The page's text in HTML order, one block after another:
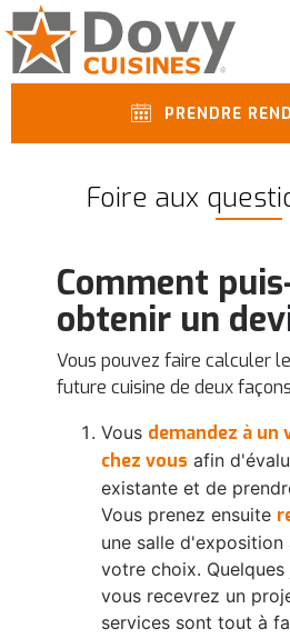
PRENDRE
Foire aux
Comment
obtenir un
Vous pouvez faire calculer
future cuisine de deux
Vous demandez à un
chez vous afin
existante et de
Vous prenez ensuite
une salle
votre choix.
vous recevrez un
services sont tout à